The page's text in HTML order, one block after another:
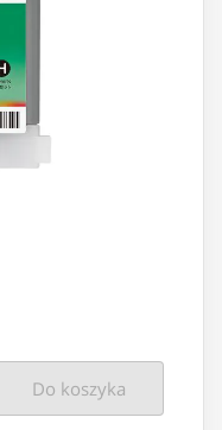
Do koszyka